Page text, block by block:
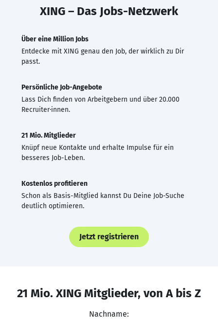
XING – Das Jobs-Netzwerk
Über eine Million Jobs
Entdecke mit XING genau den Job, der wirklich zu Dir
passt.
Persönliche Job-Angebote
Lass Dich finden von Arbeitgebern und über 20.000
Recruiter·innen.
21 Mio. Mitglieder
Knüpf neue Kontakte und erhalte Impulse für ein
besseres Job-Leben.
Kostenlos profitieren
Schon als Basis-Mitglied kannst Du Deine Job-Suche
deutlich optimieren.
Jetzt registrieren
21 Mio. XING Mitglieder, von A bis Z
Nachname: